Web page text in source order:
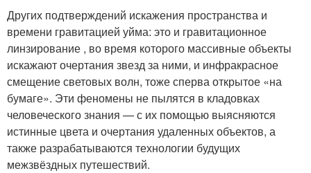
Других подтверждений искажения пространства и
времени гравитацией уйма: это и гравитационное
линзирование , во время которого массивные объекты
искажают очертания звезд за ними, и инфракрасное
смещение световых волн, тоже сперва открытое «на
бумаге». Эти феномены не пылятся в кладовках
человеческого знания — с их помощью выясняются
истинные цвета и очертания удаленных объектов, а
также разрабатываются технологии будущих
межзвёздных путешествий.